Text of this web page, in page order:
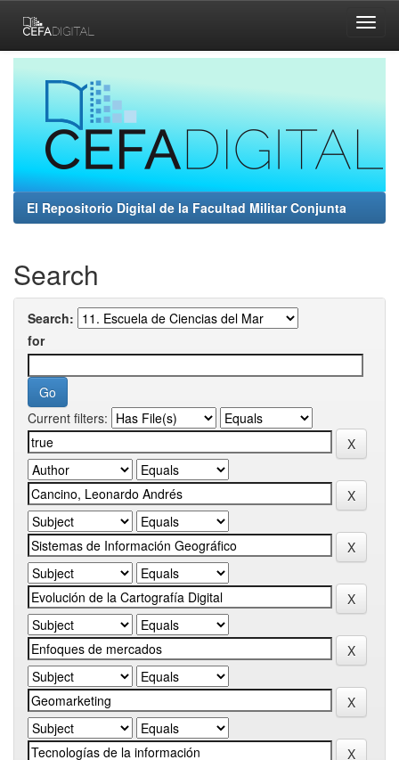
navigation
El Repositorio Digital de la Facultad Militar Conjunta
Search
Search:
for
Current filters: